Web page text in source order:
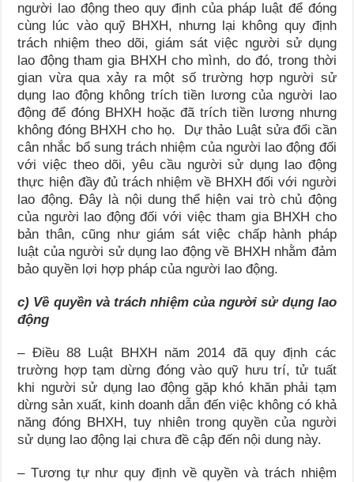
người lao động theo quy định của pháp luật để đóng
cùng lúc vào quỹ BHXH, nhưng lại không quy định
trách nhiệm theo dõi, giám sát việc người sử dụng
lao động tham gia BHXH cho mình, do đó, trong thời
gian vừa qua xảy ra một số trường hợp người sử
dụng lao động không trích tiền lương của người lao
động để đóng BHXH hoặc đã trích tiền lương nhưng
không đóng BHXH cho họ. Dự thảo Luật sửa đổi cần
cân nhắc bổ sung trách nhiệm của người lao động đối
với việc theo dõi, yêu cầu người sử dụng lao động
thực hiện đầy đủ trách nhiệm về BHXH đối với người
lao động. Đây là nội dung thể hiện vai trò chủ động
của người lao động đối với việc tham gia BHXH cho
bản thân, cũng như giám sát việc chấp hành pháp
luật của người sử dụng lao động về BHXH nhằm đảm
bảo quyền lợi hợp pháp của người lao động.
c) Về quyền và trách nhiệm của người sử dụng lao
động
– Điều 88 Luật BHXH năm 2014 đã quy định các
trường hợp tạm dừng đóng vào quỹ hưu trí, tử tuất
khi người sử dụng lao động gặp khó khăn phải tạm
dừng sản xuất, kinh doanh dẫn đến việc không có khả
năng đóng BHXH, tuy nhiên trong quyền của người
sử dụng lao động lại chưa đề cập đến nội dung này.
– Tương tự như quy định về quyền và trách nhiệm